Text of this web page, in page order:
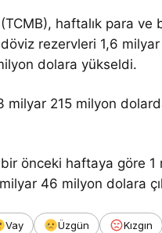
haftalık para ve
rezervleri 1,6
dolara yükseldi.
milyar 215 milyon
önceki haftaya göre
46 milyon dolara
Vay Üzgün Kızgın